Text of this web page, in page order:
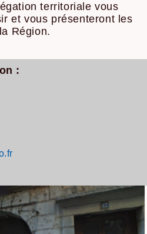
territoriale vous
et vous présenteront les
Région.
: